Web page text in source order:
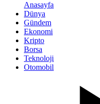
Anasayfa
Dünya
Gündem
Ekonomi
Kripto
Borsa
Teknoloji
Otomobil